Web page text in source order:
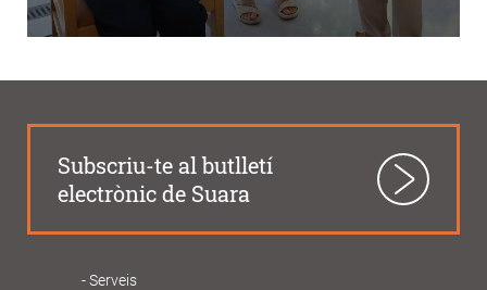
Subscriu-te al butlletí
electrònic de Suara
Serveis